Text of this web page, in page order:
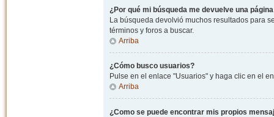
¿Por qué mi búsqueda me devuelve una
La búsqueda devolvió muchos resultados para
términos y foros a buscar.
Arriba
¿Cómo busco usuarios?
Pulse en el enlace "Usuarios" y haga clic en el
Arriba
¿Como se puede encontrar mis propios